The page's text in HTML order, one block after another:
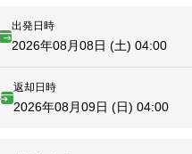
出発日時
2026年08月08日 (土) 04:00
返却日時
2026年08月09日 (日) 04:00